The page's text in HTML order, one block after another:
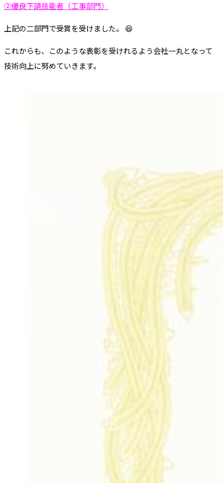
②優良下請技能者（工事部門）
上記の二部門で受賞を受けました。 😆
これからも、このような表彰を受けれるよう会社一丸となって
技術向上に努めていきます。